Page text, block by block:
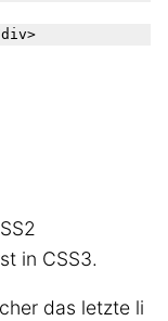
in CSS3.
das letzte li